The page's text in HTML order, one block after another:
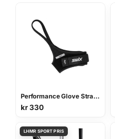
Performance Glove Strap Wedge
kr330